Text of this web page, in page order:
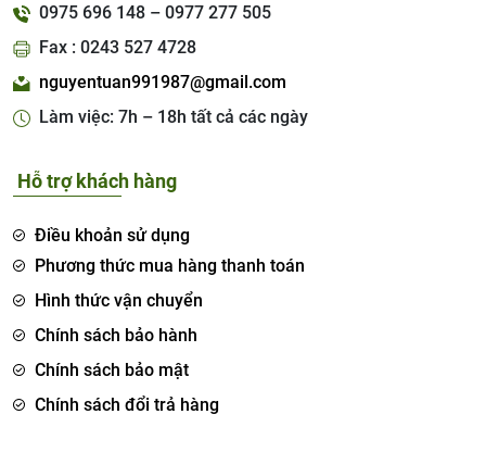
0975 696 148 – 0977 277 505
Fax : 0243 527 4728
nguyentuan991987@gmail.com
Làm việc: 7h – 18h tất cả các ngày
Hỗ trợ khách hàng
Điều khoản sử dụng
Phương thức mua hàng thanh toán
Hình thức vận chuyển
Chính sách bảo hành
Chính sách bảo mật
Chính sách đổi trả hàng